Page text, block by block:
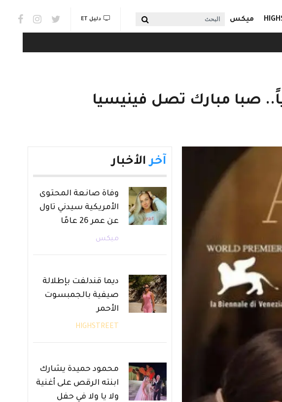
ميكس البحث links & Watch
دليل ET
صبا مبارك تصل فينيسيا
آخر الأخبار
وفاة صانعة المحتوى
الأمريكية سيدني تاول
عن عمر 26 عامًا
ميكس
ديما قندلفت بإطلالة
صيفية بالجمبسوت
الأحمر
HIGHSTREET
محمود حميدة يشارك
ابنته الرقص على أغنية
ولا يا ولا في حفل